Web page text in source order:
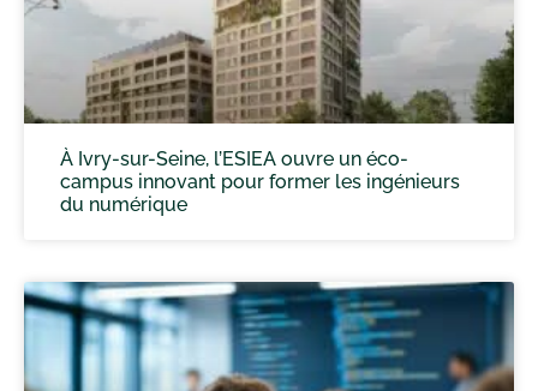
À Ivry-sur-Seine, l’ESIEA ouvre un éco-
campus innovant pour former les ingénieurs
du numérique